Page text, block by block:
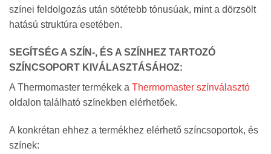
színei feldolgozás után sötétebb tónusúak, mint a dörzsölt
hatású struktúra esetében.
SEGÍTSÉG A SZÍN-, ÉS A SZÍNHEZ TARTOZÓ
SZÍNCSOPORT KIVÁLASZTÁSÁHOZ:
A Thermomaster termékek a Thermomaster színválasztó
oldalon található színekben elérhetőek.
A konkrétan ehhez a termékhez elérhető színcsoportok, és
színek: